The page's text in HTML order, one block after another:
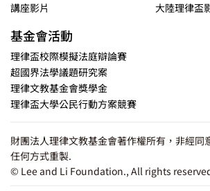
講座影片
大陸理律盃
基金會活動
理律盃校際模擬法庭辯論賽
超國界法學議題研究案
理律文教基金會獎學金
理律盃大學公民行動方案競賽
財團法人理律文教基金會著作權所有，非經同
任何方式重製.
© Lee and Li Foundation., All rights